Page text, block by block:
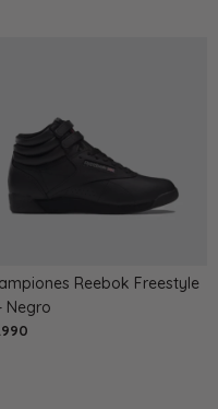
Reebok Freestyle
Negro